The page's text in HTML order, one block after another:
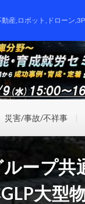
産,ロボット,ドローン
災害/事故/不祥事
ープ共
大型